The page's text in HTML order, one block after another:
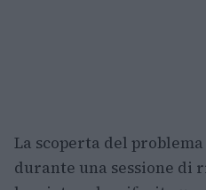
La scoperta del
durante una sessione di